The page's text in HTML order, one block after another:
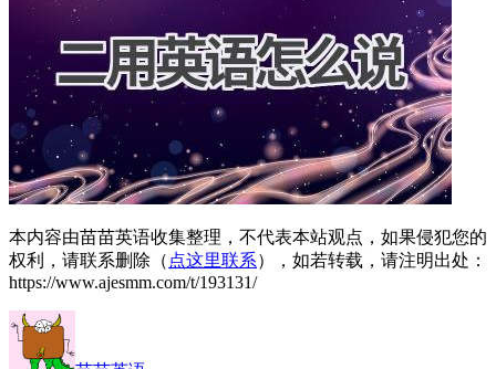
本内容由苗苗英语收集整理，不代表本站观点，如果侵犯您的
权利，请联系删除（ 点这里联系），如若转载，请注明出处：
https://www.ajesmm.com/t/193131/